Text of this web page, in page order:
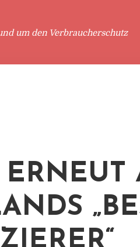
um den Verbraucherschutz